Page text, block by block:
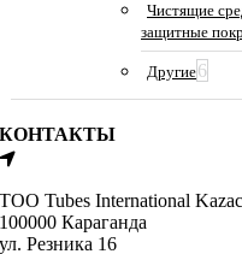
Чистящие
защитные
Другие6
КОНТАКТЫ
ТОО Tubes International
100000 Караганда
ул. Резника 16